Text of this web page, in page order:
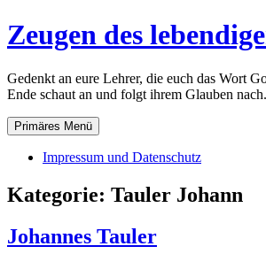
Zum
Inhalt
Zeugen des
Gedenkt an eure Lehrer, die euch das Wort
Ende schaut an und folgt ihrem Glauben nach.
Primäres Menü
Impressum und Datenschutz
Kategorie: Tauler Johann
Johannes Tauler